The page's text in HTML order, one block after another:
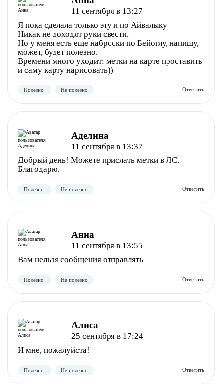
Полезно Не полезно
11 сентября в 13:27
Я пока сделала только эту и по Айвалыку.
Никак не доходят руки свести.
Но у меня есть еще наброски по Бейоглу, напишу,
может, будет полезно.
Времени много уходит: метки на карте проставить
и саму карту нарисовать))
Аделина
11 сентября в 13:37
Добрый день! Можете прислать метки в ЛС.
Благодарю.
Анна
11 сентября в 13:55
Вам нельзя сообщения отправлять
Алиса
25 сентября в 17:24
И мне, пожалуйста!